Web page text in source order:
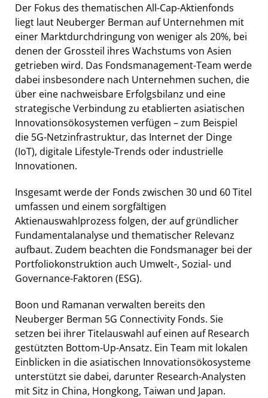
Der Fokus des thematischen All-Cap-Aktienfonds
liegt laut Neuberger Berman auf Unternehmen mit
einer Marktdurchdringung von weniger als 20%, bei
denen der Grossteil ihres Wachstums von Asien
getrieben wird. Das Fondsmanagement-Team werde
dabei insbesondere nach Unternehmen suchen, die
über eine nachweisbare Erfolgsbilanz und eine
strategische Verbindung zu etablierten asiatischen
Innovationsökosystemen verfügen – zum Beispiel
die 5G-Netzinfrastruktur, das Internet der Dinge
(IoT), digitale Lifestyle-Trends oder industrielle
Innovationen.
Insgesamt werde der Fonds zwischen 30 und 60 Titel
umfassen und einem sorgfältigen
Aktienauswahlprozess folgen, der auf gründlicher
Fundamentalanalyse und thematischer Relevanz
aufbaut. Zudem beachten die Fondsmanager bei der
Portfoliokonstruktion auch Umwelt-, Sozial- und
Governance-Faktoren (ESG).
Boon und Ramanan verwalten bereits den
Neuberger Berman 5G Connectivity Fonds. Sie
setzen bei ihrer Titelauswahl auf einen auf Research
gestützten Bottom-Up-Ansatz. Ein Team mit lokalen
Einblicken in die asiatischen Innovationsökosysteme
unterstützt sie dabei, darunter Research-Analysten
mit Sitz in China, Hongkong, Taiwan und Japan.